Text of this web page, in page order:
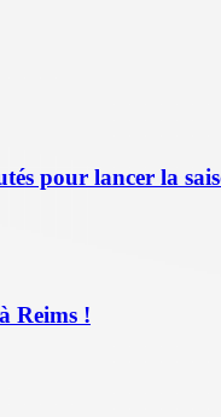
pour lancer la
Reims !